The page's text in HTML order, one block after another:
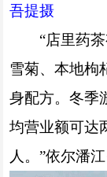
吾提摄
“店里药
雪菊、本地枸
身配方。冬季
均营业额可达
人。”依尔潘江